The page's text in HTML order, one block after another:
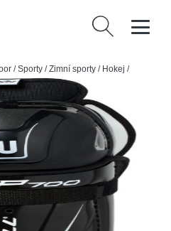
Vyhledávání
/Sporty /Zimní sporty / Hokej /
/Winnwell Holeně Winnwell